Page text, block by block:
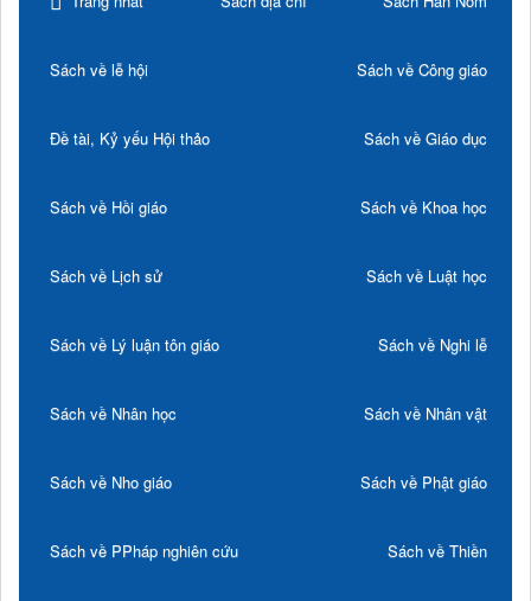
Sách về lễ hội Sách về Công giáo
Đề tài, Kỷ yếu Hội thảo Sách về Giáo dục
Sách về Hồi giáo Sách về Khoa học
Sách về Lịch sử Sách về Luật học
Sách về Lý luận tôn giáo Sách về Nghi lễ
Sách về Nhân học Sách về Nhân vật
Sách về Nho giáo Sách về Phật giáo
Sách về PPháp nghiên cứu Sách về Thiền